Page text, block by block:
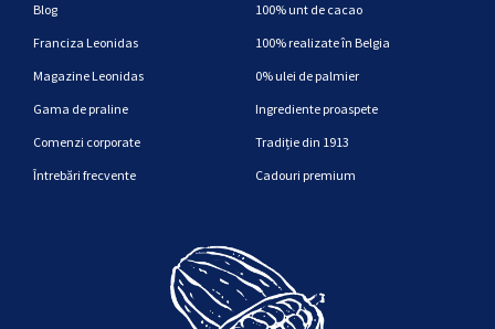
Blog
Franciza Leonidas
Magazine Leonidas
Gama de praline
Comenzi corporate
Întrebări frecvente
100% unt de cacao
100% realizate în Belgia
0% ulei de palmier
Ingrediente proaspete
Tradiție din 1913
Cadouri premium